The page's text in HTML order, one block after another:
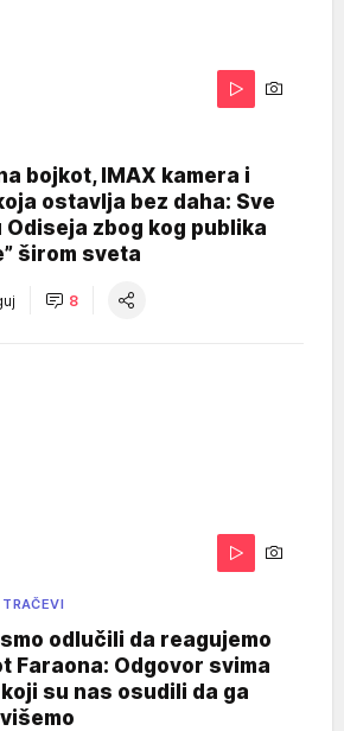
bojkot, IMAX kamera i
ostavlja bez daha: Sve
Odiseja zbog kog publika
širom sveta
8
odlučili da reagujemo
Faraona: Odgovor svima
su nas osudili da ga